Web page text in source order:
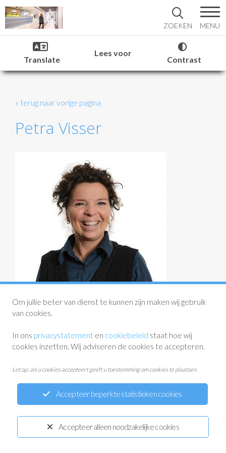
ZOEKEN MENU
Translate
Lees voor
Contrast
« terug naar vorige pagina
Petra Visser
Privacystatement Disclaimer Cookiewetgeving
Accepteer alleen noodzakelijke cookies
Accepteer beperkte statistieken cookies
Om jullie beter van dienst te kunnen zijn maken wij gebruik
van cookies.
In ons privacystatement en cookiebeleid staat hoe wij
cookies inzetten. Wij adviseren de cookies te accepteren.
Let op: als u cookies accepteert geeft u toestemming om cookies te plaatsen.